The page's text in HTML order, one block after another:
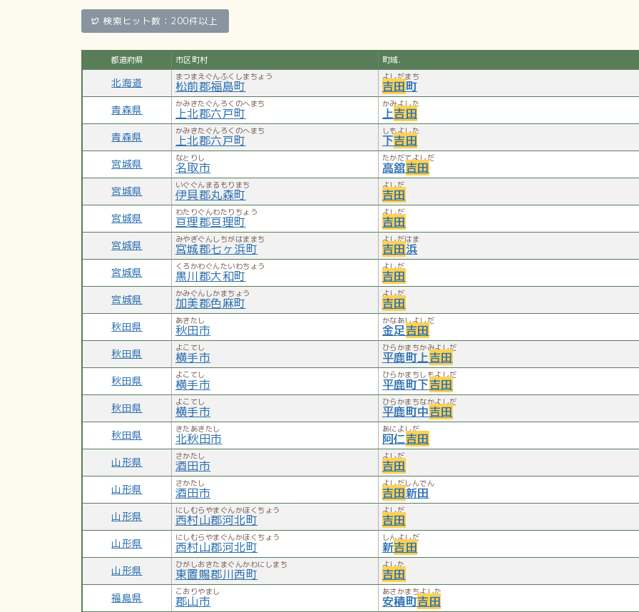
検索ヒット数：200件以上
都道府県 市区町村 町域.
北海道 まつまえぐんふくしまちょう
松前郡福島町
よしだまち
吉田町
青森県 かみきたぐんろくのへまち
上北郡六戸町
かみよした
上吉田
青森県 かみきたぐんろくのへまち
上北郡六戸町
しもよした
下吉田
宮城県 なとりし
名取市
たかだてよしだ
高舘吉田
宮城県 いぐぐんまるもりまち
伊具郡丸森町
よしだ
吉田
宮城県 わたりぐんわたりちょう
亘理郡亘理町
よしだ
吉田
宮城県 みやぎぐんしちがはままち
宮城郡七ヶ浜町
よしだはま
吉田浜
宮城県 くろかわぐんたいわちょう
黒川郡大和町
よしだ
吉田
宮城県 かみぐんしかまちょう
加美郡色麻町
よしだ
吉田
秋田県 あきたし
秋田市
かなあしよしだ
金足吉田
秋田県 よこてし
横手市
ひらかまちかみよしだ
平鹿町上吉田
秋田県 よこてし
横手市
ひらかまちしもよしだ
平鹿町下吉田
秋田県 よこてし
横手市
ひらかまちなかよしだ
平鹿町中吉田
秋田県 きたあきたし
北秋田市
あによしだ
阿仁吉田
山形県 さかたし
酒田市
よしだ
吉田
山形県 さかたし
酒田市
よしだしんでん
吉田新田
山形県 にしむらやまぐんかほくちょう
西村山郡河北町
よしだ
吉田
山形県 にしむらやまぐんかほくちょう
西村山郡河北町
しんよしだ
新吉田
山形県 ひがしおきたまぐんかわにしまち
東置賜郡川西町
よした
吉田
福島県 こおりやまし
郡山市
あさかまちよした
安積町吉田